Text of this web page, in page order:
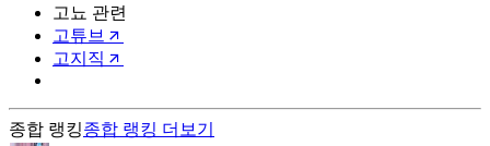
고뇨 관련
고튜브
고지직
종합 랭킹종합 랭킹 더보기